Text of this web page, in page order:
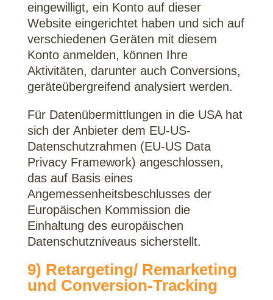
eingewilligt, ein Konto auf dieser
Website eingerichtet haben und sich auf
verschiedenen Geräten mit diesem
Konto anmelden, können Ihre
Aktivitäten, darunter auch Conversions,
geräteübergreifend analysiert werden.
Für Datenübermittlungen in die USA hat
sich der Anbieter dem EU-US-
Datenschutzrahmen (EU-US Data
Privacy Framework) angeschlossen,
das auf Basis eines
Angemessenheitsbeschlusses der
Europäischen Kommission die
Einhaltung des europäischen
Datenschutzniveaus sicherstellt.
9) Retargeting/ Remarketing
und Conversion-Tracking